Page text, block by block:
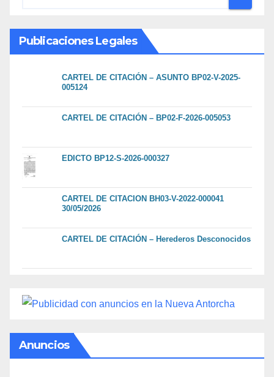
Publicaciones Legales
CARTEL DE CITACIÓN – ASUNTO BP02-V-2025-
005124
CARTEL DE CITACIÓN – BP02-F-2026-005053
EDICTO BP12-S-2026-000327
CARTEL DE CITACION BH03-V-2022-000041
30/05/2026
CARTEL DE CITACIÓN – Herederos Desconocidos
Anuncios